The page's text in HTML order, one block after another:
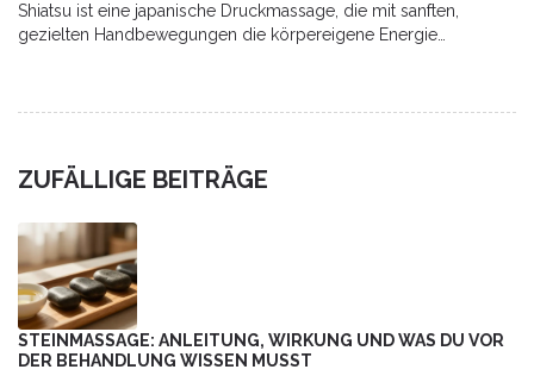
Shiatsu ist eine japanische Druckmassage, die mit sanften,
gezielten Handbewegungen die körpereigene Energie
ZUFÄLLIGE BEITRÄGE
STEINMASSAGE: ANLEITUNG, WIRKUNG UND WAS DU VOR
DER BEHANDLUNG WISSEN MUSST